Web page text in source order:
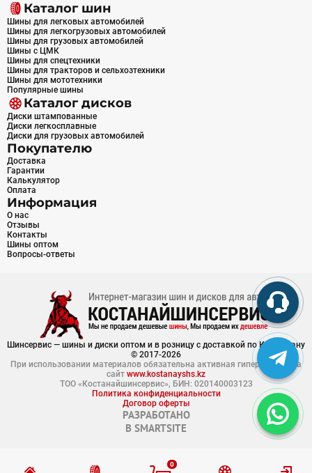
0
Каталог шин
Шины для легковых автомобилей
Шины для легкогрузовых автомобилей
Шины для грузовых автомобилей
Шины с ЦМК
Шины для спецтехники
Шины для тракторов и сельхозтехники
Шины для мототехники
Популярные шины
Каталог дисков
Диски штампованные
Диски легкосплавные
Диски для грузовых автомобилей
Покупателю
Доставка
Гарантии
Калькулятор
Оплата
Информация
О нас
Отзывы
Контакты
Шины оптом
Вопросы-ответы
Шинсервис — шины и диски оптом и в розницу с доставкой по Казахстану
© 2017-2026
При использовании материалов обязательна активная гиперссылка на
сайт www.kostanayshs.kz
ТОО «Костанайшинсервис», БИН: 020140003123
Политика конфиденциальности
Договор оферты
РАЗРАБОТАНО
В SMARTSITE